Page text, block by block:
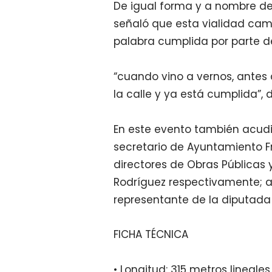
De igual forma y a nombre
señaló que esta vialidad
palabra cumplida por parte
“cuando vino a vernos,
la calle y ya está cumplida”,
En este evento también
secretario de Ayuntamiento
directores de Obras Públicas
Rodríguez respectivamente;
representante de la diputada
FICHA TÉCNICA